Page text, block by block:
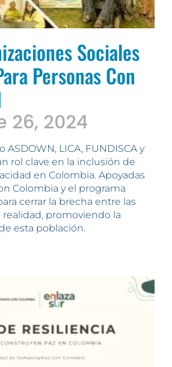
Sociales
Personas Con
26, 2024
LICA, FUNDISCA y
rol clave en la inclusión de
en Colombia. Apoyadas
Colombia y el programa
cerrar la brecha entre las
realidad, promoviendo la
esta población.